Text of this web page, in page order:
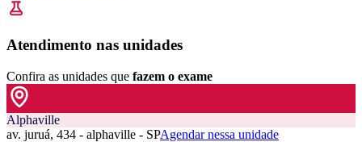
Atendimento nas unidades
Confira as unidades que fazem o exame
Alphaville
av. juruá, 434 - alphaville - SPAgendar nessa unidade